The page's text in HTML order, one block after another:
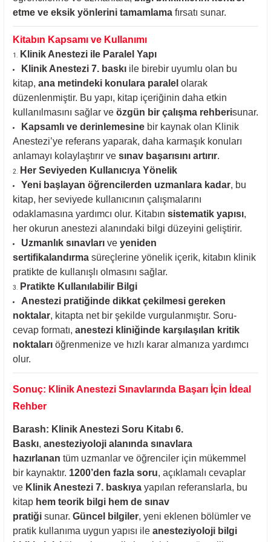
etme ve eksik yönlerini tamamlama fırsatı sunar.
Kitabın Kapsamı ve Kullanımı
Klinik Anestezi ile Paralel Yapı
Klinik Anestezi 7. baskı ile birebir uyumlu olan bu
kitap, ana metindeki konulara paralel olarak
düzenlenmiştir. Bu yapı, kitap içeriğinin daha etkin
kullanılmasını sağlar ve özgün bir çalışma rehberisunar.
Kapsamlı ve derinlemesine bir kaynak olan Klinik
Anestezi’ye referans yaparak, daha karmaşık konuları
anlamayı kolaylaştırır ve sınav başarısını artırır.
Her Seviyeden Kullanıcıya Yönelik
Yeni başlayan öğrencilerden uzmanlara kadar, bu
kitap, her seviyede kullanıcının çalışmalarını
odaklamasına yardımcı olur. Kitabın sistematik yapısı,
her okurun anestezi alanındaki bilgi düzeyini geliştirir.
Uzmanlık sınavları veyeniden
sertifikalandırma süreçlerine yönelik içerik, kitabın klinik
pratikte de kullanışlı olmasını sağlar.
Pratikte Kullanılabilir Bilgi
Anestezi pratiğinde dikkat çekilmesi gereken
noktalar, kitapta net bir şekilde vurgulanmıştır. Soru-
cevap formatı, anestezi kliniğinde karşılaşılan kritik
noktaları öğrenmenize ve hızlı karar almanıza yardımcı
olur.
Sonuç: Klinik Anestezi Sınavlarında Başarı İçin İdeal
Rehber
Barash: Klinik Anestezi Soru Kitabı 6.
Baskı, anesteziyoloji alanında sınavlara
hazırlanan tüm uzmanlar ve öğrenciler için mükemmel
bir kaynaktır. 1200’den fazla soru, açıklamalı cevaplar
ve Klinik Anestezi 7. baskıya yapılan referanslarla, bu
kitap hem teorik bilgi hem de sınav
pratiği sunar. Güncel bilgiler, yeni eklenen bölümler ve
pratik kullanıma uygun yapısı ile anesteziyoloji bilgi